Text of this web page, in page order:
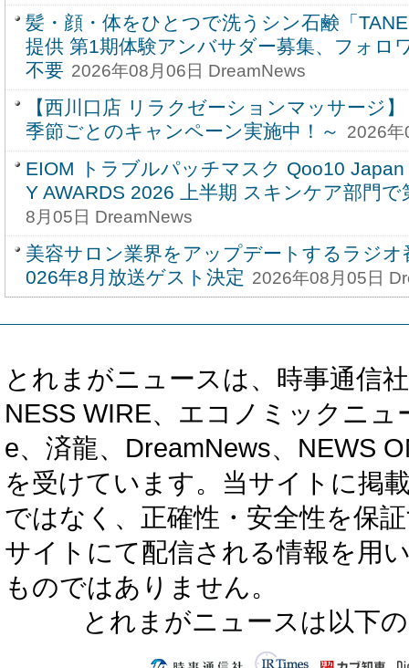
髪・顔・体をひとつで洗うシン石鹸「
提供 第1期体験アンバサダー募集、フォロ
不要 2026年08月06日 DreamNews
【西川口店 リラクゼーションマッサージ
季節ごとのキャンペーン実施中！～
2026
EIOM トラブルパッチマスク Qoo10 Japan
Y AWARDS 2026 上半期 スキンケア部門で
8月05日 DreamNews
美容サロン業界をアップデートするラジ
026年8月放送ゲスト決定 2026年08月05日
とれまがニュースは、時事通信
NESS WIRE、エコノミックニ
e、済龍、DreamNews、NEWS
を受けています。当サイトに掲
ではなく、正確性・安全性を保
サイトにて配信される情報を用
ものではありません。
とれまがニュースは以下